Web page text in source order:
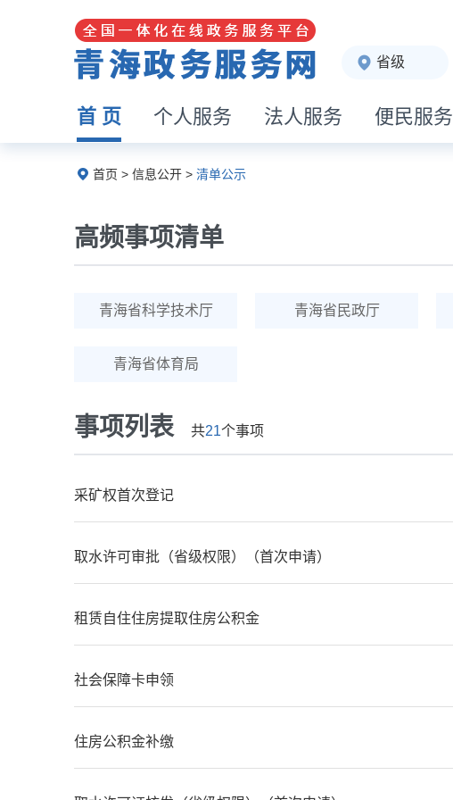
省级
首 页 个人服务 法人服务 便民服务
首页 > 信息公开 > 清单公示
高频事项清单
青海省科学技术厅 青海省民政厅
青海省体育局
事项列表 共21个事项
采矿权首次登记
取水许可审批（省级权限）（首次申请）
租赁自住住房提取住房公积金
社会保障卡申领
住房公积金补缴